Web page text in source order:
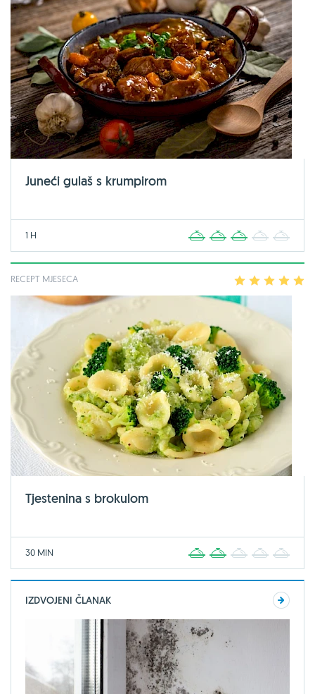
Juneći gulaš s krumpirom
1 H 2 3 4
RECEPT MJESECA 2 3 4
Tjestenina s brokulom
30 MIN 2 3 4
IZDVOJENI ČLANAK